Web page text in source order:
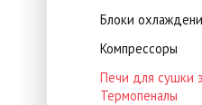
Блоки
Компрессоры
Печи для сушки
Термопеналы